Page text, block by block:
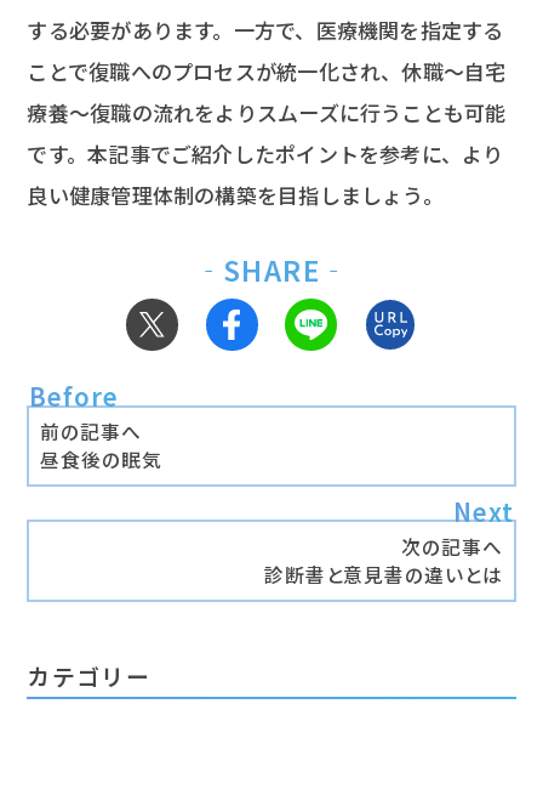
する必要があります。一方で、医療機関を指定する
ことで復職へのプロセスが統一化され、休職〜自宅
療養〜復職の流れをよりスムーズに行うことも可能
です。本記事でご紹介したポイントを参考に、より
良い健康管理体制の構築を目指しましょう。
‐SHARE‐
前の記事へ
昼食後の眠気
次の記事へ
診断書と意見書の違いとは
カテゴリー